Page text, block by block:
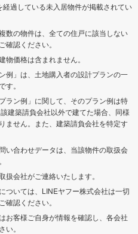
経過している未入居物件が掲載されてい
数の物件は、全ての住戸に該当しない
認ください。
物価格は含まれません。
例」は、土地購入者の設計プランの一
。
ラン例」に関して、そのプラン例は特
建築請負会社以外で建てた場合、同様
ません。また、建築請負会社を特定す
い合わせデータは、当該物件の取扱会
会社がご連絡いたします。
ついては、LINEヤフー株式会社は一切
認ください。
お客様ご自身が情報を確認し、各会社
。